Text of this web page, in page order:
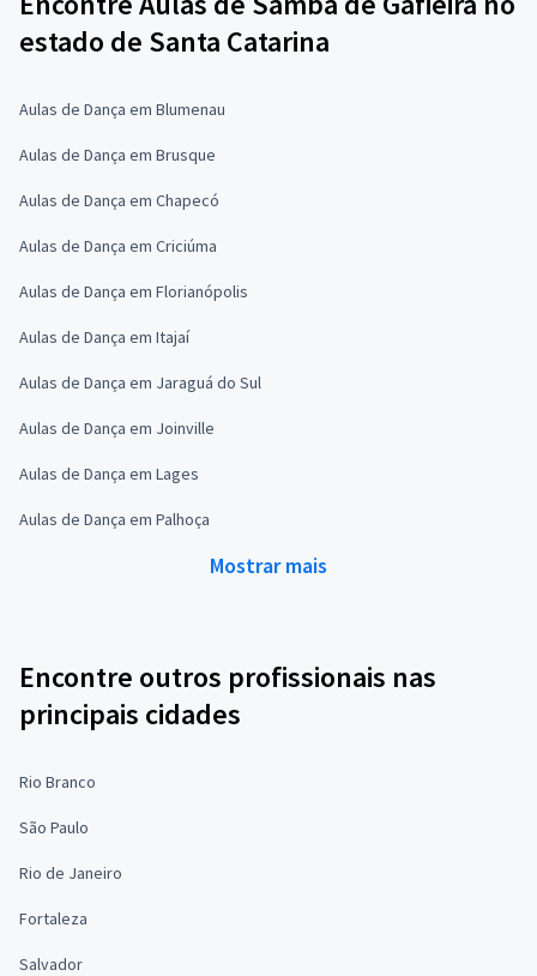
estado de Santa Catarina
Aulas de Dança em Blumenau
Aulas de Dança em Brusque
Aulas de Dança em Chapecó
Aulas de Dança em Criciúma
Aulas de Dança em Florianópolis
Aulas de Dança em Itajaí
Aulas de Dança em Jaraguá do Sul
Aulas de Dança em Joinville
Aulas de Dança em Lages
Aulas de Dança em Palhoça
Mostrar mais
Encontre outros profissionais nas
principais cidades
Rio Branco
São Paulo
Rio de Janeiro
Fortaleza
Salvador